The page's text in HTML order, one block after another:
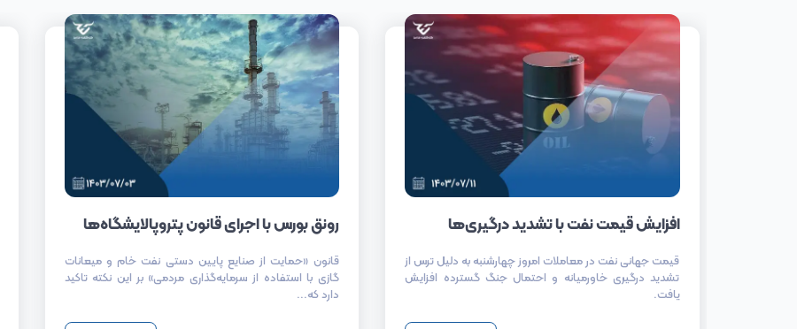
افزایش قیمت نفت با تشدید درگیری‌ها
قیمت جهانی نفت در معاملات امروز چهارشنبه به دلیل ترس از
تشدید درگیری خاورمیانه و احتمال جنگ گسترده افزایش
یافت.
رونق بورس با اجرای قانون پتروپالایشگاه‌ها
قانون «حمایت از صنایع پایین دستی نفت خام و میعانات
گازی با استفاده از سرمایه‌گذاری مردمی» بر این نکته تاکید
دارد که...